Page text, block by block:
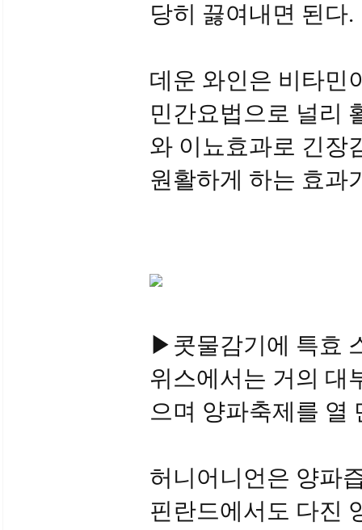
당히 끓여내면 된다.
데운 와인은 비타민
민간요법으로 널리
와 이뇨효과로 긴장
원활하게 하는 효과
▶콧물감기에 특효
위스에서는 거의 대
으며 양파축제를 열
허니어니언은 양파
핀란드에서도 다진